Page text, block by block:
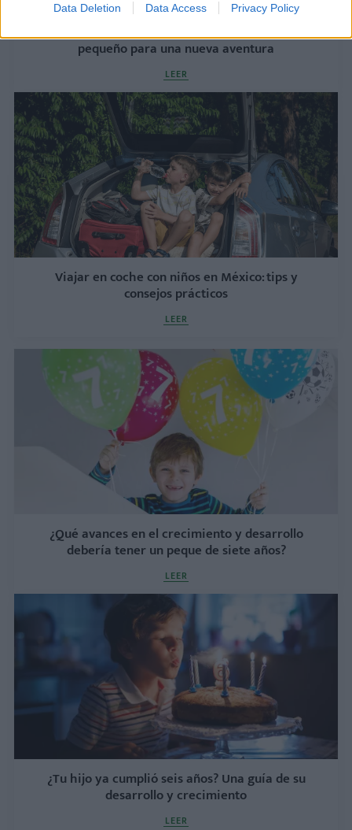
Data Deletion Data Access Privacy Policy
¡Adiós, kínder; hola, primaria! Preparando a tu
pequeño para una nueva aventura
LEER
Viajar en coche con niños en México: tips y
consejos prácticos
LEER
¿Qué avances en el crecimiento y desarrollo
debería tener un peque de siete años?
LEER
¿Tu hijo ya cumplió seis años? Una guía de su
desarrollo y crecimiento
LEER